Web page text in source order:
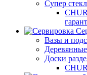
Супер
Вазы и
Доски